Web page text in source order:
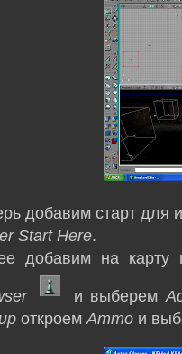
добавим старт для
Start Here.
добавим на карту
и выберем
откроемAmmo и